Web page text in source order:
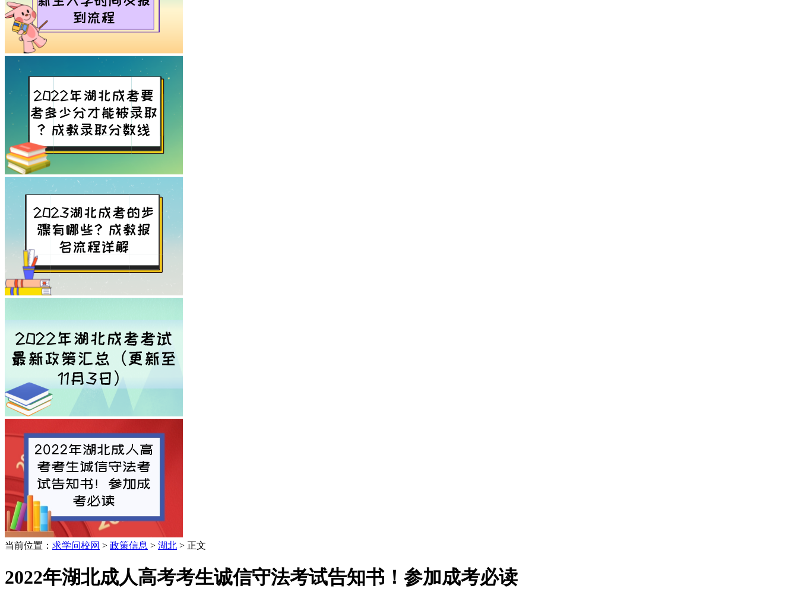
当前位置： 求学问校网 > 政策信息 > 湖北 > 正文
2022年湖北成人高考考生诚信守法考试告知书！参加成考必读